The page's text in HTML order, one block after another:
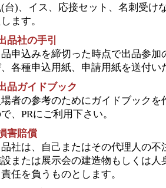
台)、イス、応接セット、名刺受け
ます。
品社の手引
申込みを締切った時点で出品参
各種申込用紙、申請用紙を送付い
品ガイドブック
場者の参考のためにガイドブック
、PRにご利用下さい。
害賠償
社は、自己またはその代理人の
または展示会の建造物もしくは
任を負うものとします。